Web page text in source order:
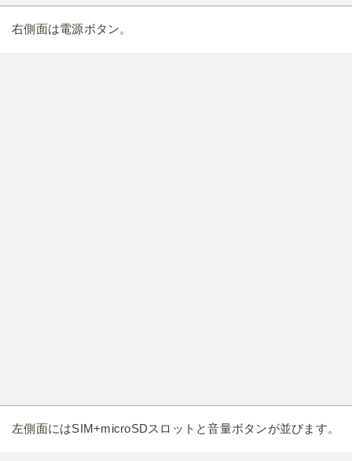
右側面は電源ボタン。
左側面にはSIM+microSDスロットと音量ボタンが並びます。